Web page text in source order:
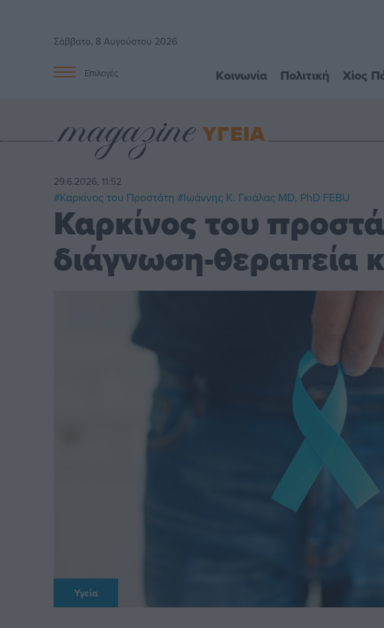
Σάββατο, 8 Αυγούστου 2026
Επιλογές Κοινωνία Πολιτική Χίος
ΥΓΕΙΑ
29.6.2026, 11:52
#Καρκίνος του Προστάτη #Ιωάννης Κ. Γκιάλας MD, PhD FEBU
Καρκίνος του
διάγνωση-θεραπεία
Υγεία